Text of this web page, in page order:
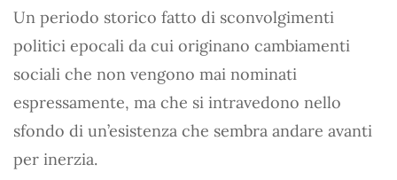
Un periodo storico fatto di sconvolgimenti
politici epocali da cui originano cambiamenti
sociali che non vengono mai nominati
espressamente, ma che si intravedono nello
sfondo di un’esistenza che sembra andare avanti
per inerzia.